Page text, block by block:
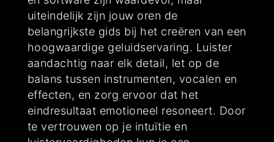
uiteindelijk zijn jouw oren de
belangrijkste gids bij het creëren van een
hoogwaardige geluidservaring. Luister
aandachtig naar elk detail, let op de
balans tussen instrumenten, vocalen en
effecten, en zorg ervoor dat het
eindresultaat emotioneel resoneert. Door
te vertrouwen op je intuïtie en